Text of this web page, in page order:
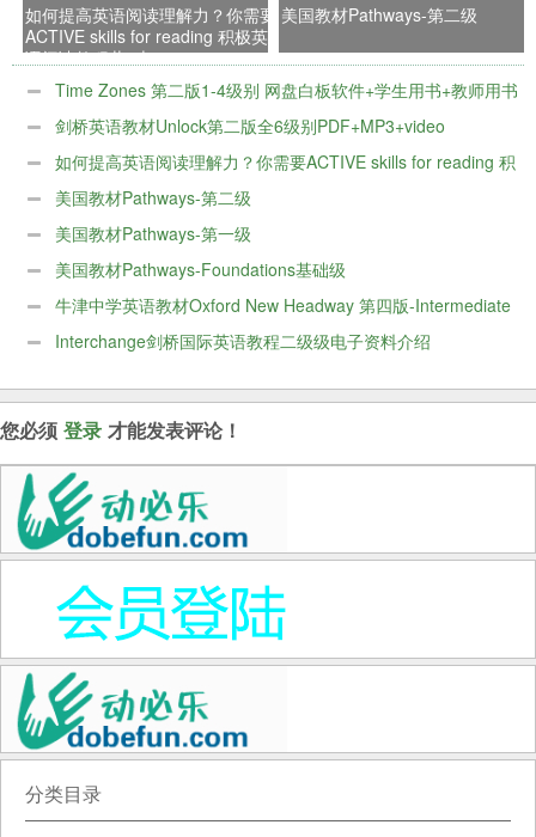
如何提高英语阅读理解力？你需要
ACTIVE skills for reading 积极英
语阅读教程共5本
美国教材Pathways-第二级
Time Zones 第二版1-4级别 网盘白板软件+学生用书+教师用书
+音频+视频
剑桥英语教材Unlock第二版全6级别PDF+MP3+video
如何提高英语阅读理解力？你需要ACTIVE skills for reading 积
极英语阅读教程共5本
美国教材Pathways-第二级
美国教材Pathways-第一级
美国教材Pathways-Foundations基础级
牛津中学英语教材Oxford New Headway 第四版-Intermediate
级别Interchange剑桥国际英语教程二级级电子资料介绍
您必须 登录 才能发表评论！
分类目录